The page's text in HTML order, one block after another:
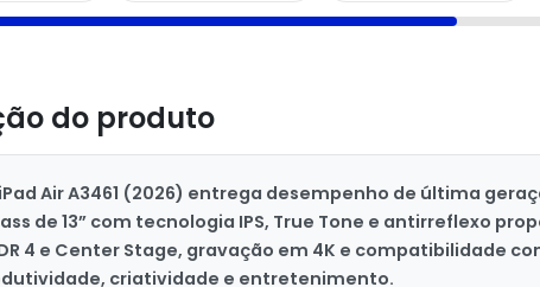
do produto
Air A3461 (2026) entrega desempenho de última
de 13” com tecnologia IPS, True Tone e antirreflexo
4 e Center Stage, gravação em 4K e compatibilidade
criatividade e entretenimento.